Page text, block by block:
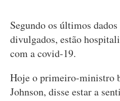
Segundo os últimos
divulgados, estão
com a covid-19.
Hoje o primeiro-ministro
Johnson, disse estar a